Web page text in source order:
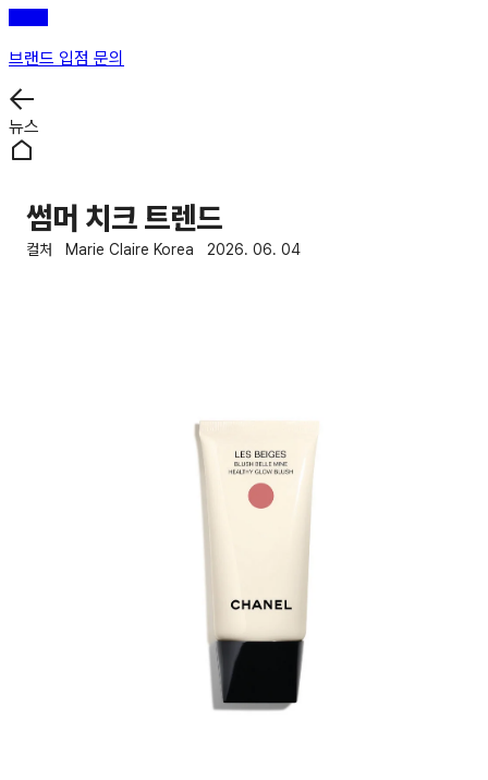
브랜드 입점 문의
뉴스
썸머 치크 트렌드
컬처 Marie Claire Korea 2026. 06. 04